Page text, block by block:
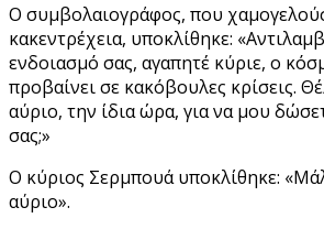
Ο συμβολαιογράφος, που
κακεντρέχεια, υποκλίθηκε:
ενδοιασμό σας, αγαπητέ κύριε, ο
προβαίνει σε κακόβουλες κρίσεις.
αύριο, την ίδια ώρα, για να μου
σας;»
Ο κύριος Σερμπουά υποκλίθηκε:
αύριο».